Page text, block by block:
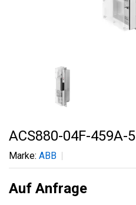
ACS880-04F-459A-5
Marke: ABB
Auf Anfrage